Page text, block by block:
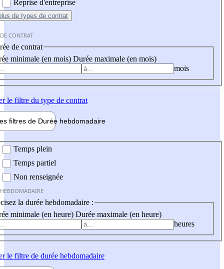
Reprise d'entreprise
de types de contrat
CONTRAT
de contrat
minimale (en mois) Durée maximale (en mois)
mois
le filtre du type de contrat
filtres de Durée hebdomadaire
Temps plein
Temps partiel
Non renseignée
la durée hebdomadaire :
minimale (en heure) Durée maximale (en heure)
heures
le filtre de durée hebdomadaire